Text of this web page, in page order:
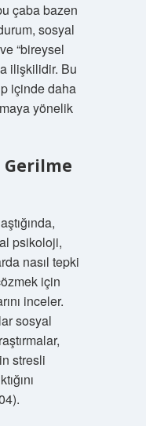
çaba bazen
sosyal
“bireysel
ilişkilidir. Bu
içinde daha
yönelik
Gerilme
psikoloji,
nasıl tepki
için
inceler.
sosyal
stresli